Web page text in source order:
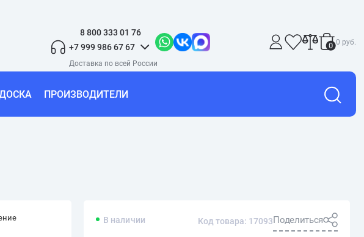
8 800 333 01 76
+7 999 986 67 67
0 0 руб.
ПРОИЗВОДИТЕЛИ
В наличии Код товара: 17093Поделиться